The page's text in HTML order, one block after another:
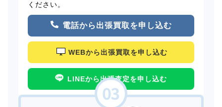
ください。
電話から出張買取を申し込む
WEBから出張買取を申し込む
LINEから出張査定を申し込む